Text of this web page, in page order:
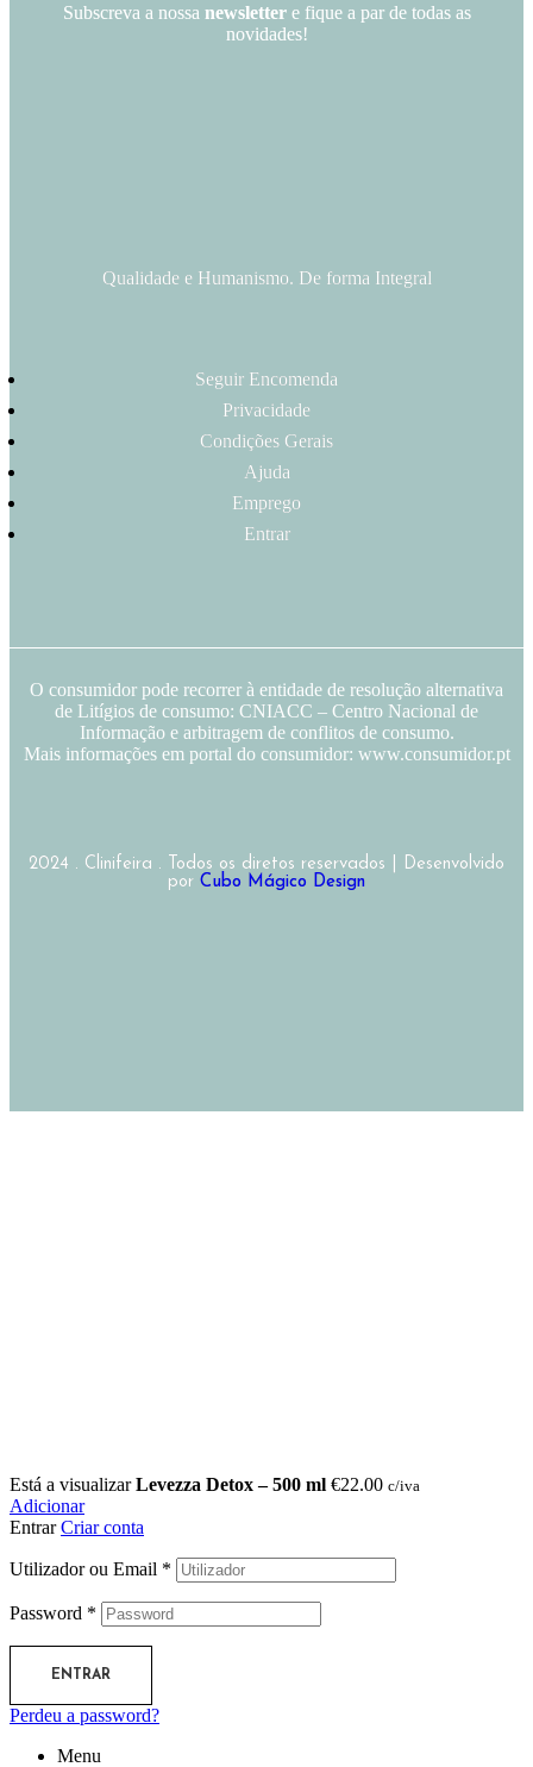
Subscreva a nossa newslettere fique a par de todas as
novidades!
Qualidade e Humanismo. De forma Integral
Seguir Encomenda
Privacidade
Condições Gerais
Ajuda
Emprego
Entrar
O consumidor pode recorrer à entidade de resolução alternativa
de Litígios de consumo: CNIACC – Centro Nacional de
Informação e arbitragem de conflitos de consumo.
Mais informações em portal do consumidor: www.consumidor.pt
2024 . Clinifeira . Todos os diretos reservados | Desenvolvido
por Cubo Mágico Design
Está a visualizarLevezza Detox – 500 ml €22.00 c/iva
Adicionar
Entrar Criar conta
Utilizador ou Email *
Password *
ENTRAR
Perdeu a password?
Menu